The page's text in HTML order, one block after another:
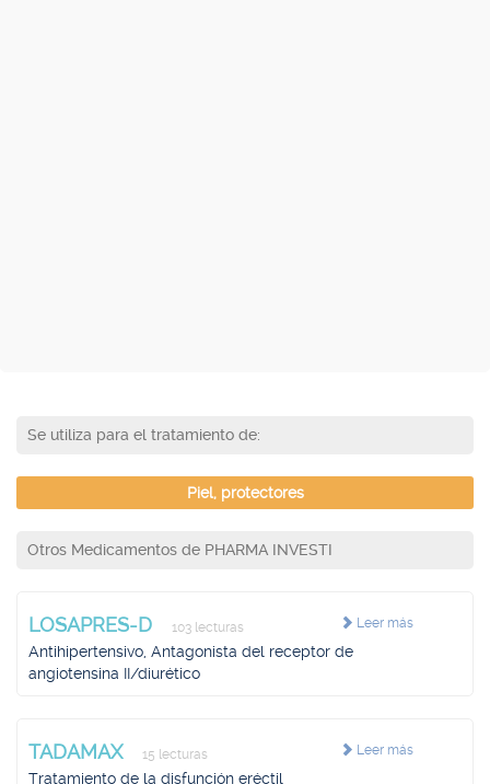
Se utiliza para el tratamiento de:
Piel, protectores
Otros Medicamentos de PHARMA INVESTI
Leer más
LOSAPRES-D 103 lecturas
Antihipertensivo, Antagonista del receptor de
angiotensina II/diurético
Leer más
TADAMAX 15 lecturas
Tratamiento de la disfunción eréctil